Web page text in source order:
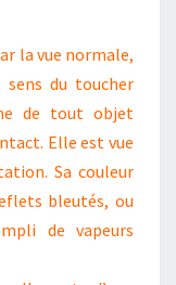
la vue normale,
du toucher
de tout objet
Elle est vue
Sa couleur
bleutés, ou
de vapeurs